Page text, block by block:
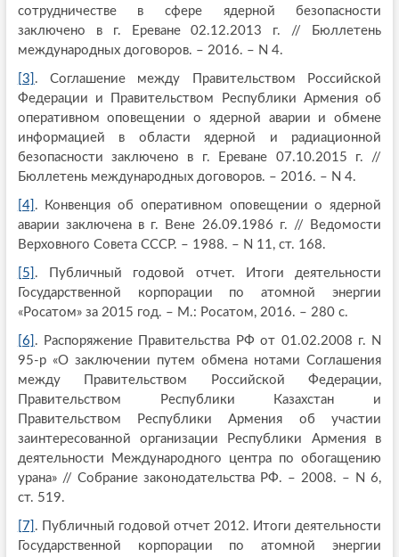
сотрудничестве в сфере ядерной безопасности
заключено в г. Ереване 02.12.2013 г. // Бюллетень
международных договоров. – 2016. – N 4.
[3] . Соглашение между Правительством Российской
Федерации и Правительством Республики Армения об
оперативном оповещении о ядерной аварии и обмене
информацией в области ядерной и радиационной
безопасности заключено в г. Ереване 07.10.2015 г. //
Бюллетень международных договоров. – 2016. – N 4.
[4] . Конвенция об оперативном оповещении о ядерной
аварии заключена в г. Вене 26.09.1986 г. // Ведомости
Верховного Совета СССР. – 1988. – N 11, ст. 168.
[5] . Публичный годовой отчет. Итоги деятельности
Государственной корпорации по атомной энергии
«Росатом» за 2015 год. – М.: Росатом, 2016. – 280 с.
[6] . Распоряжение Правительства РФ от 01.02.2008 г. N
95-р «О заключении путем обмена нотами Соглашения
между Правительством Российской Федерации,
Правительством Республики Казахстан и
Правительством Республики Армения об участии
заинтересованной организации Республики Армения в
деятельности Международного центра по обогащению
урана» // Собрание законодательства РФ. – 2008. – N 6,
ст. 519.
[7] . Публичный годовой отчет 2012. Итоги деятельности
Государственной корпорации по атомной энергии